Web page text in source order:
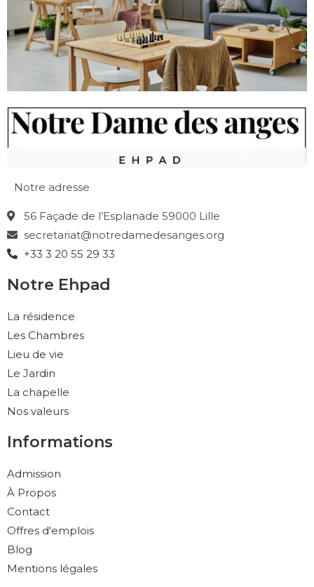
Notre adresse
56 Façade de l’Esplanade 59000 Lille
secretariat@notredamedesanges.org
+33 3 20 55 29 33
Notre Ehpad
La résidence
Les Chambres
Lieu de vie
Le Jardin
La chapelle
Nos valeurs
Informations
Admission
À Propos
Contact
Offres d'emplois
Blog
Mentions légales